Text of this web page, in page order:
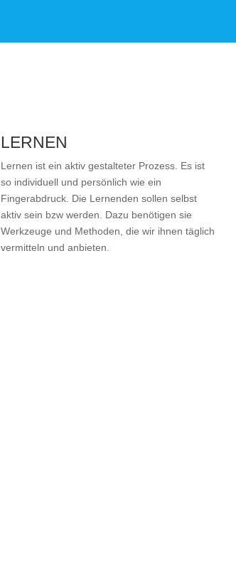
LERNEN
Lernen ist ein aktiv gestalteter Prozess. Es ist
so individuell und persönlich wie ein
Fingerabdruck. Die Lernenden sollen selbst
aktiv sein bzw werden. Dazu benötigen sie
Werkzeuge und Methoden, die wir ihnen täglich
vermitteln und anbieten.